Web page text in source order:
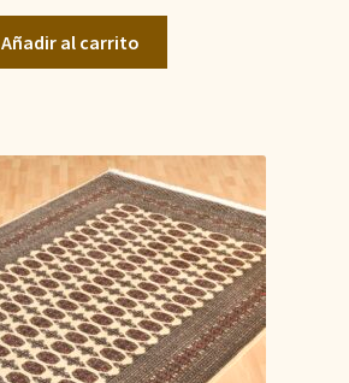
original
era:
1.800,00€.
Añadir al carrito